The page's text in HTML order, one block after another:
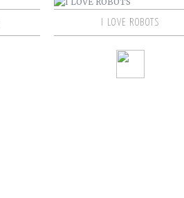
I LOVE ROBOTS